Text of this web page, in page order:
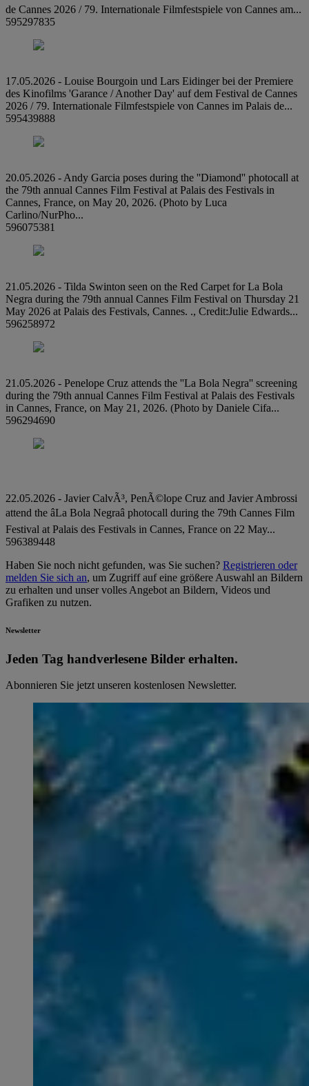
de Cannes 2026 / 79. Internationale Filmfestspiele von Cannes am...
595297835
17.05.2026 - Louise Bourgoin und Lars Eidinger bei der Premiere
des Kinofilms 'Garance / Another Day' auf dem Festival de Cannes
2026 / 79. Internationale Filmfestspiele von Cannes im Palais de...
595439888
20.05.2026 - Andy Garcia poses during the ''Diamond'' photocall at
the 79th annual Cannes Film Festival at Palais des Festivals in
Cannes, France, on May 20, 2026. (Photo by Luca
Carlino/NurPho...
596075381
21.05.2026 - Tilda Swinton seen on the Red Carpet for La Bola
Negra during the 79th annual Cannes Film Festival on Thursday 21
May 2026 at Palais des Festivals, Cannes. ., Credit:Julie Edwards...
596258972
21.05.2026 - Penelope Cruz attends the ''La Bola Negra'' screening
during the 79th annual Cannes Film Festival at Palais des Festivals
in Cannes, France, on May 21, 2026. (Photo by Daniele Cifa...
596294690
22.05.2026 - Javier CalvÃ³, PenÃ©lope Cruz and Javier Ambrossi
attend the âLa Bola Negraâ photocall during the 79th Cannes Film
Festival at Palais des Festivals in Cannes, France on 22 May...
596389448
Haben Sie noch nicht gefunden, was Sie suchen? Registrieren oder
melden Sie sich an, um Zugriff auf eine größere Auswahl an Bildern
zu erhalten und unser volles Angebot an Bildern, Videos und
Grafiken zu nutzen.
Newsletter
Jeden Tag hand­ver­le­se­ne Bilder erhalten.
Abonnieren Sie jetzt unseren kostenlosen Newsletter.